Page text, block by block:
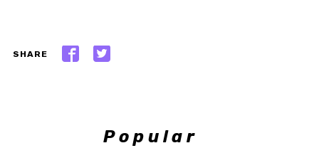
SHARE
Popular